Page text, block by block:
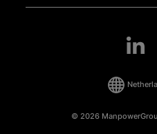
© 2026